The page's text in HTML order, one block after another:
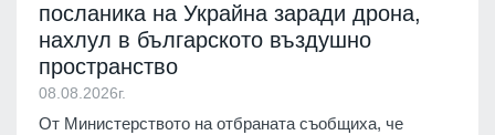
посланика на Украйна заради дрона,
нахлул в българското въздушно
пространство
08.08.2026г.
От Министерството на отбраната съобщиха, че